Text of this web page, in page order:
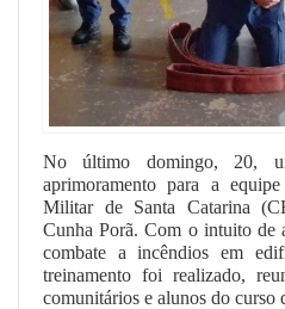
No último domingo, 20,
aprimoramento para a
Militar de Santa Catarina
Cunha Porã. Com o intuito de
combate a incêndios em
treinamento foi realizado,
comunitários e alunos do curso